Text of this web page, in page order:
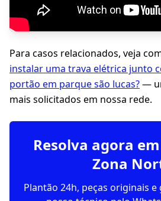
Para casos relacionados, veja
instalar uma trava elétrica junto
portão em parque são lucas?—
mais solicitados em nossa rede.
Resolva agora
Zona
Plantão 24h, peças originais e